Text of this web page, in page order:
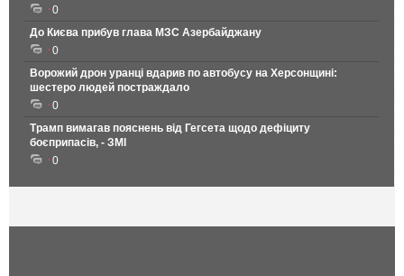
0
До Києва прибув глава МЗС Азербайджану
0
Ворожий дрон уранці вдарив по автобусу на Херсонщині:
шестеро людей постраждало
0
Трамп вимагав пояснень від Гегсета щодо дефіциту
боєприпасів, - ЗМІ
0